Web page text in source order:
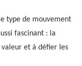
type de mouvement
fascinant : la
et à défier les